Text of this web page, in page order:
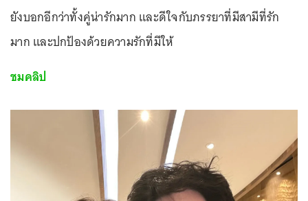
ยังบอกอีกว่าทั้งคู่น่ารักมาก และดีใจกับภรรยาที่มีสามีที่รัก
มาก และปกป้องด้วยความรักที่มีให้
ชมคลิป